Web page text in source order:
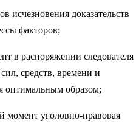
доказательств
факторов;
распоряжении следователя
средств, времени и
оптимальным образом;
уголовно-правовая